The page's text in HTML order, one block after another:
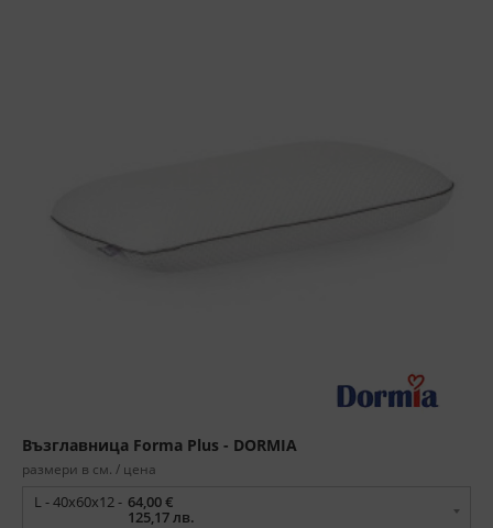
Възглавница Forma Plus - DORMIA
размери в см. / цена
L - 40x60x12 - 64,00 €
125,17 лв.